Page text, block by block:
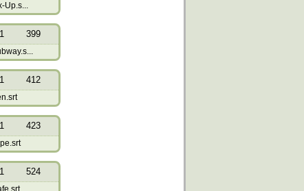
Up.s...
1 399
1 412
1 423
1 524